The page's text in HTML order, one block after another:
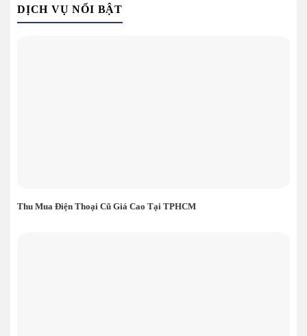
DỊCH VỤ NỔI BẬT
Thu Mua Điện Thoại Cũ Giá Cao Tại TPHCM